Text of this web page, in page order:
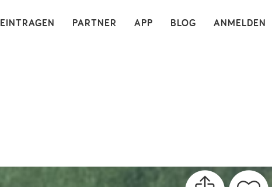
ANMELDEN
BLOG
APP
PARTNER
EINTRAGEN ×